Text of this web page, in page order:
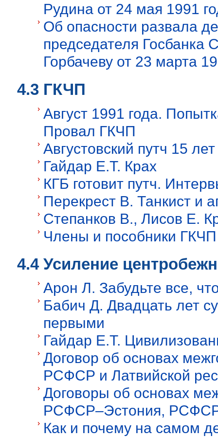
Рудина от 24 мая 1991
Об опасности развала
председателя
Горбачеву от 23 марта
4.3 ГКЧП
Август 1991 года.
Провал ГКЧП
Августовский путч 15
Гайдар Е.Т. Крах
КГБ готовит путч.
Перекрест В. Танкист и
Степанков В., Лисов Е.
Члены и пособники
4.4 Усиление
Арон Л. Забудьте все,
Бабич Д. Двадцать лет
первыми
Гайдар Е.Т.
Договор об основах
РСФСР и Латвийской
Договоры об основах
РСФСР–Эстония,
Как и почему на самом